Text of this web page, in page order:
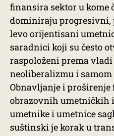
finansira sektor u kome
dominiraju progresivni,
levo orijentisani
saradnici koji su često
raspoloženi prema
neoliberalizmu i
Obnavljanje i
obrazovnih umetničkih
umetnike i umetnice
suštinski je korak u